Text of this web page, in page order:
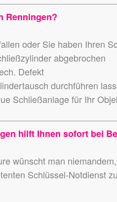
Renningen?
oder Sie haben Ihren
abgebrochen
Defekt
durchführen
Schließanlage für Ihr
hilft Ihnen sofort bei
wünscht man niemandem,
Schlüssel-Notdienst